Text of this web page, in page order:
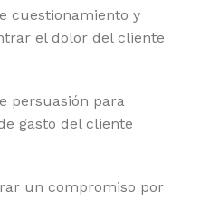
cuestionamiento y
el dolor del cliente
persuasión para
gasto del cliente
un compromiso por